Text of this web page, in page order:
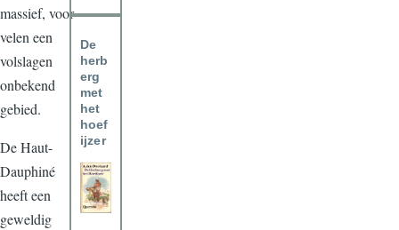
massief, voor
velen een
volslagen
onbekend
gebied.
De Haut-
Dauphiné
heeft een
geweldig
De
herb
erg
met
het
hoef
ijzer